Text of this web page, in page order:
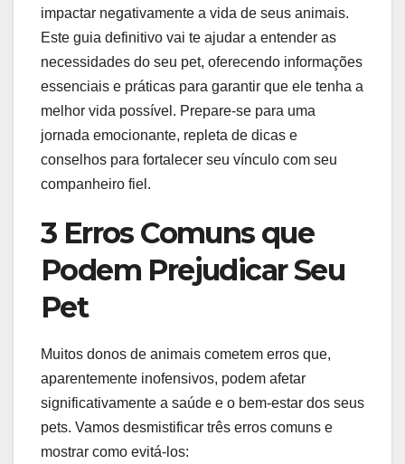
impactar negativamente a vida de seus animais.
Este guia definitivo vai te ajudar a entender as
necessidades do seu pet, oferecendo informações
essenciais e práticas para garantir que ele tenha a
melhor vida possível. Prepare-se para uma
jornada emocionante, repleta de dicas e
conselhos para fortalecer seu vínculo com seu
companheiro fiel.
3 Erros Comuns que
Podem Prejudicar Seu
Pet
Muitos donos de animais cometem erros que,
aparentemente inofensivos, podem afetar
significativamente a saúde e o bem-estar dos seus
pets. Vamos desmistificar três erros comuns e
mostrar como evitá-los: